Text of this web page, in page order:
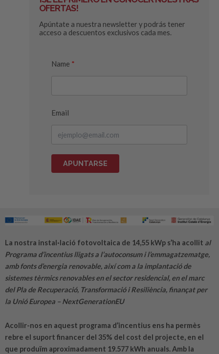
OFERTAS!
Apúntate a nuestra newsletter y podrás tener
acceso a descuentos exclusivos cada mes.
Name
Email
APUNTARSE
La nostra instal·lació fotovoltaica de 14,55 kWp s’ha acollit al
Programa d’incentius lligats a l’autoconsum i l’emmagatzematge,
amb fonts d’energia renovable, així com a la implantació de
sistemes tèrmics renovables en el sector residencial, en el marc
del Pla de Recuperació, Transformació i Resiliència, finançat per
la Unió Europea – NextGenerationEU
Acollir-nos en aquest programa d’incentius ens ha permès
rebre el suport financer del 35% del cost del projecte, en el
que produïm aproximadament 19.577 kWh anuals. Amb la